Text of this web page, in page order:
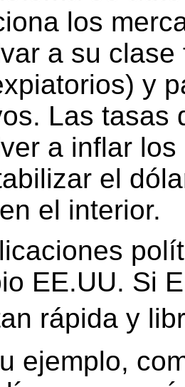
los
a su
y
Las tasas
a inflar
el
el interior.
EE.UU. Si
rápida y
ejemplo,